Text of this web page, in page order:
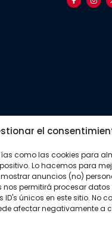
el
como las cookies para
Lo hacemos para
anuncios (no)
permitirá procesar
únicos en este sitio. No
afectar negativamente a